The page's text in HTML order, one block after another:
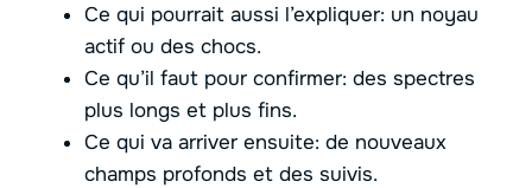
Ce qui pourrait aussi l’expliquer: un noyau
actif ou des chocs.
Ce qu’il faut pour confirmer: des spectres
plus longs et plus fins.
Ce qui va arriver ensuite: de nouveaux
champs profonds et des suivis.